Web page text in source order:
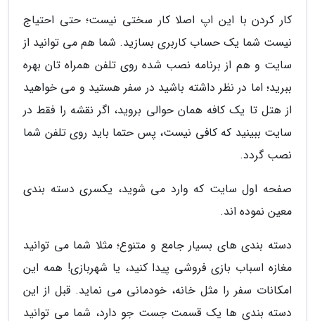
کار کردن با این اپ اصلا کار سختی نیست؛ حتی احتیاج
نیست شما یک حساب کاربری بسازید. شما هم می توانید از
سایت و هم از برنامه نصب شده روی تلفن همراه تان بهره
ببرید؛ اما در نظر داشته باشید در سفر هستید و می خواهید
از هتل تا یک کافه همان حوالی بروید، اگر نقشه را فقط در
سایت ببینید که کافی نیست، پس حتما باید روی تلفن شما
نصب گردد.
صفحه اول سایت که وارد می شوید، یکسری دسته بندی
معین نموده اند.
دسته بندی های بسیار جامع و متنوع؛ مثلا شما می توانید
مغازه اسباب بازی فروشی پیدا کنید، یا شهربازی! همه این
امکانات سفر را مثل خانه، خودمانی می نماید. قبل از این
دسته بندی ها یک قسمت جست جو دارد، شما می توانید